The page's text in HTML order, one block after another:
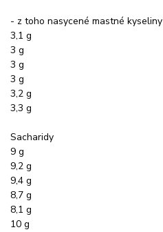
- z toho nasycené mastné kyseliny
3,1 g
3 g
3 g
3 g
3,2 g
3,3 g
Sacharidy
9 g
9,2 g
9,4 g
8,7 g
8,1 g
10 g